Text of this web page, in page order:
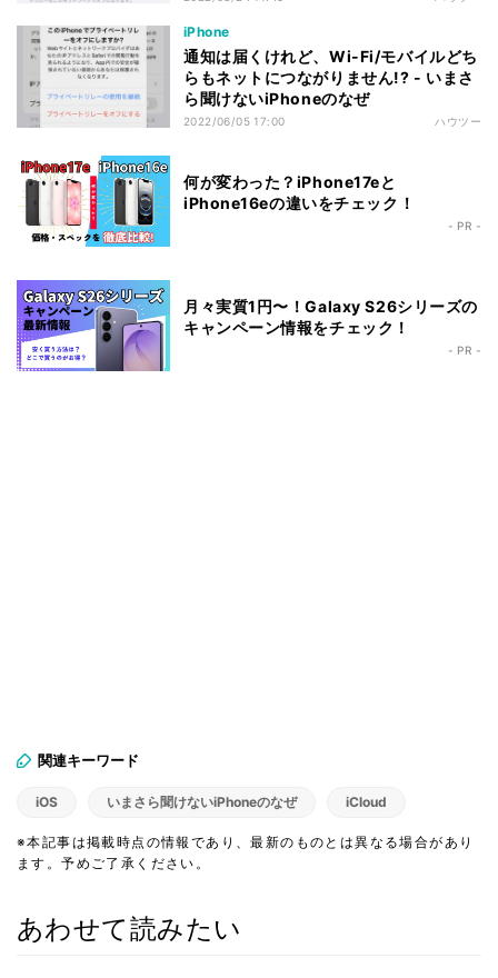
iPhone
通知は届くけれど、Wi-Fi/モバイルどち
らもネットにつながりません!? - いまさ
ら聞けないiPhoneのなぜ
2022/06/05 17:00 ハウツー
何が変わった？iPhone17eと
iPhone16eの違いをチェック！
- PR -
月々実質1円〜！Galaxy S26シリーズの
キャンペーン情報をチェック！
- PR -
関連キーワード
iOS いまさら聞けないiPhoneのなぜ iCloud
※本記事は掲載時点の情報であり、最新のものとは異なる場合があり
ます。予めご了承ください。
あわせて読みたい